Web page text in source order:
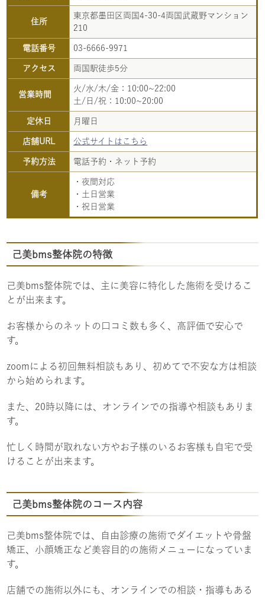
住所
東京都墨田区両国4-30-4両国武蔵野マンション
210
電話番号 03-6666-9971
アクセス 両国駅徒歩5分
営業時間
火/水/木/金：10:00~22:00
土/日/祝：10:00~20:00
定休日 月曜日
店舗URL 公式サイトはこちら
予約方法 電話予約・ネット予約
備考
・夜間対応
・土日営業
・祝日営業
己美bms整体院の特徴
己美bms整体院では、主に美容に特化した施術を受けるこ
とが出来ます。
お客様からのネットの口コミ数も多く、高評価で安心で
す。
zoomによる初回無料相談もあり、初めてで不安な方は相談
から始められます。
また、20時以降には、オンラインでの指導や相談もありま
す。
忙しく時間が取れない方やお子様のいるお客様も自宅で受
けることが出来ます。
己美bms整体院のコース内容
己美bms整体院では、自由診療の施術でダイエットや骨盤
矯正、小顔矯正など美容目的の施術メニューになっていま
す。
店舗での施術以外にも、オンラインでの相談・指導もある